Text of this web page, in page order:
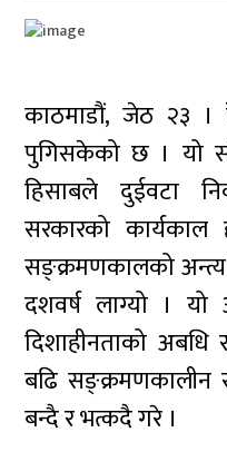
काठमाडौं, जेठ २३
पुगिसकेको छ । यो
हिसाबले दुईवटा
सरकारको
सङ्क्रमणकालको
दशवर्ष लाग्यो ।
दिशाहीनताको
बढि सङ्क्रमणकालीन
बन्दै र भत्कदै गरे ।